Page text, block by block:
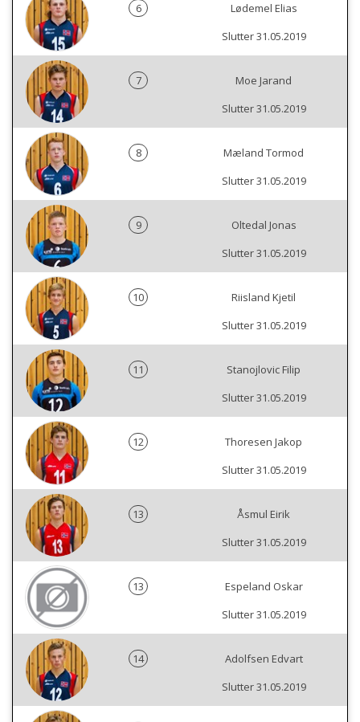
6
Lødemel Elias
Slutter 31.05.2019
7
Moe Jarand
Slutter 31.05.2019
8
Mæland Tormod
Slutter 31.05.2019
9
Oltedal Jonas
Slutter 31.05.2019
10
Riisland Kjetil
Slutter 31.05.2019
11
Stanojlovic Filip
Slutter 31.05.2019
12
Thoresen Jakop
Slutter 31.05.2019
13
Åsmul Eirik
Slutter 31.05.2019
13
Espeland Oskar
Slutter 31.05.2019
14
Adolfsen Edvart
Slutter 31.05.2019